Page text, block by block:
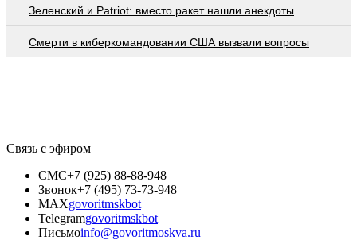
Зеленский и Patriot: вместо ракет нашли анекдоты
Смерти в киберкомандовании США вызвали вопросы
Связь с эфиром
СМС+7 (925) 88-88-948
Звонок+7 (495) 73-73-948
MAXgovoritmskbot
Telegramgovoritmskbot
Письмоinfo@govoritmoskva.ru